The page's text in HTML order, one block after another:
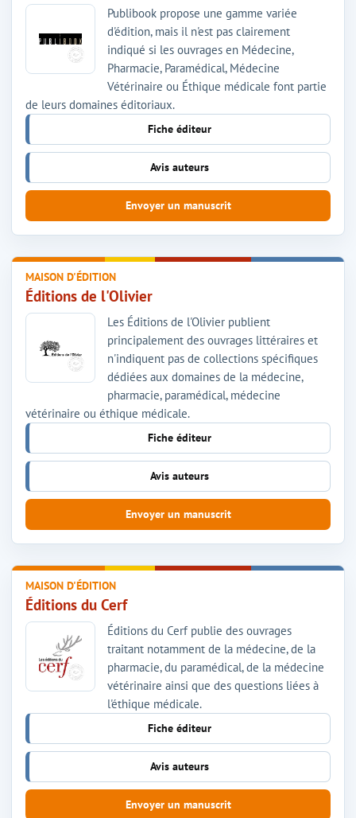
MAISON D'ÉDITION
Éditions du Cerf
Éditions du Cerf publie des ouvrages
traitant notamment de la médecine, de la
pharmacie, du paramédical, de la médecine
vétérinaire ainsi que des questions liées à
l'éthique médicale.
Fiche éditeur
Avis auteurs
Envoyer un manuscrit
MAISON D'ÉDITION
Éditions de l'Olivier
Les Éditions de l'Olivier publient
principalement des ouvrages littéraires et
n'indiquent pas de collections spécifiques
dédiées aux domaines de la médecine,
pharmacie, paramédical, médecine
vétérinaire ou éthique médicale.
Fiche éditeur
Avis auteurs
Envoyer un manuscrit
Publibook propose une gamme variée
d'édition, mais il n'est pas clairement
indiqué si les ouvrages en Médecine,
Pharmacie, Paramédical, Médecine
Vétérinaire ou Éthique médicale font partie
de leurs domaines éditoriaux.
Fiche éditeur
Avis auteurs
Envoyer un manuscrit